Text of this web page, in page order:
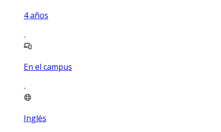
4años
En el campus
Inglés